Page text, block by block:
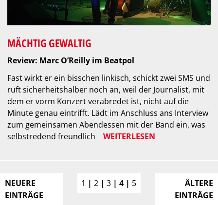
MÄCHTIG GEWALTIG
Review: Marc O’Reilly im Beatpol
Fast wirkt er ein bisschen linkisch, schickt zwei SMS und
ruft sicherheitshalber noch an, weil der Journalist, mit
dem er vorm Konzert verabredet ist, nicht auf die
Minute genau eintrifft. Lädt im Anschluss ans Interview
zum gemeinsamen Abendessen mit der Band ein, was
selbstredend freundlich
WEITERLESEN
NEUERE
EINTRÄGE
1 2 3 4 5
ÄLTERE
EINTRÄGE